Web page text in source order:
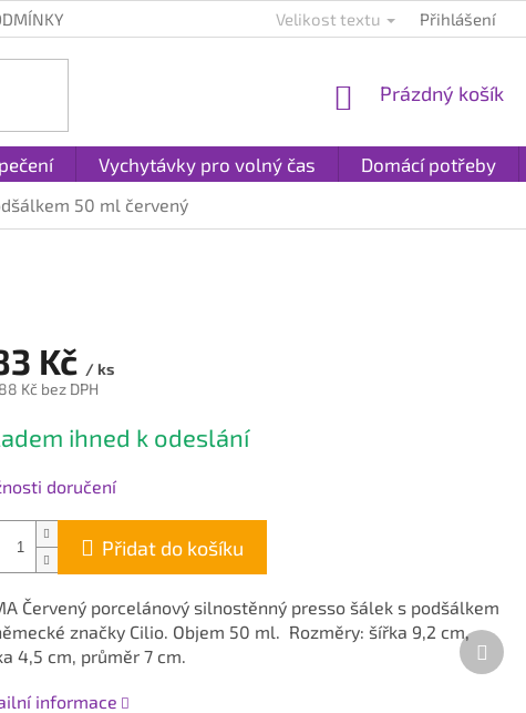
PLATBA A DOPRAVA REKLAMACE
Velikost textu Přihlášení
NÁKUPNÍ
Prázdný košík
Vychytávky pro volný čas Domácí potřeby
50 ml červený
Kč / ks
Kč bez DPH
ihned k odeslání
doručení
Přidat do košíku
Červený porcelánový silnostěnný presso šálek s podšálkem
značky Cilio. Objem 50 ml. Rozměry: šířka 9,2 cm,
4,5 cm, průměr 7 cm.
informace